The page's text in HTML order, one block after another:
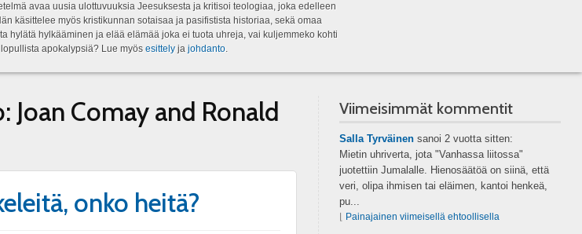
avaa uusia ulottuvuuksia Jeesuksesta ja kritisoi teologiaa, joka edelleen
käsittelee myös kristikunnan sotaisaa ja pasifistista historiaa, sekä omaa
hylätä hylkääminen ja elää elämää joka ei tuota uhreja, vai kuljemmeko kohti
apokalypsiä? Lue myös esittelyja johdanto.
Joan Comay and Ronald
onko heitä?
Viimeisimmät kommentit
Salla Tyrväinensanoi 2 vuotta sitten:
Mietin uhriverta, jota "Vanhassa liitossa"
juotettiin Jumalalle. Hienosäätöä on siinä, että
veri, olipa ihmisen tai eläimen, kantoi henkeä,
pu...
Painajainen viimeisellä ehtoollisella